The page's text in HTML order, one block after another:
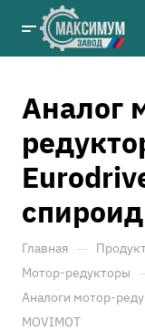
Аналог
Главная —
Мотор-редукторы
Аналоги мотор-
MOVIMOT